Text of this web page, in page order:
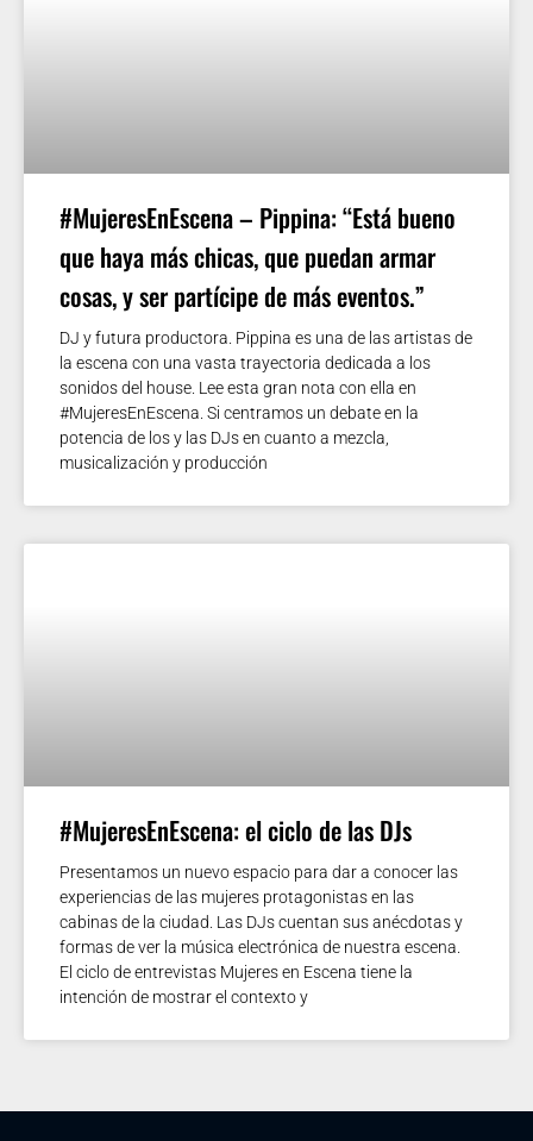
#MujeresEnEscena – Pippina: “Está bueno
que haya más chicas, que puedan armar
cosas, y ser partícipe de más eventos.”
DJ y futura productora. Pippina es una de las artistas de
la escena con una vasta trayectoria dedicada a los
sonidos del house. Lee esta gran nota con ella en
#MujeresEnEscena. Si centramos un debate en la
potencia de los y las DJs en cuanto a mezcla,
musicalización y producción
#MujeresEnEscena: el ciclo de las DJs
Presentamos un nuevo espacio para dar a conocer las
experiencias de las mujeres protagonistas en las
cabinas de la ciudad. Las DJs cuentan sus anécdotas y
formas de ver la música electrónica de nuestra escena.
El ciclo de entrevistas Mujeres en Escena tiene la
intención de mostrar el contexto y